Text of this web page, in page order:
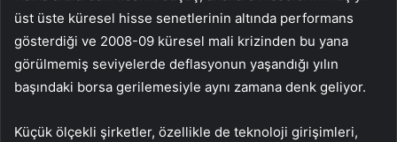
üst üste küresel hisse senetlerinin altında performans
gösterdiği ve 2008-09 küresel mali krizinden bu yana
görülmemiş seviyelerde deflasyonun yaşandığı yılın
başındaki borsa gerilemesiyle aynı zamana denk geliyor.
Küçük ölçekli şirketler, özellikle de teknoloji girişimleri,